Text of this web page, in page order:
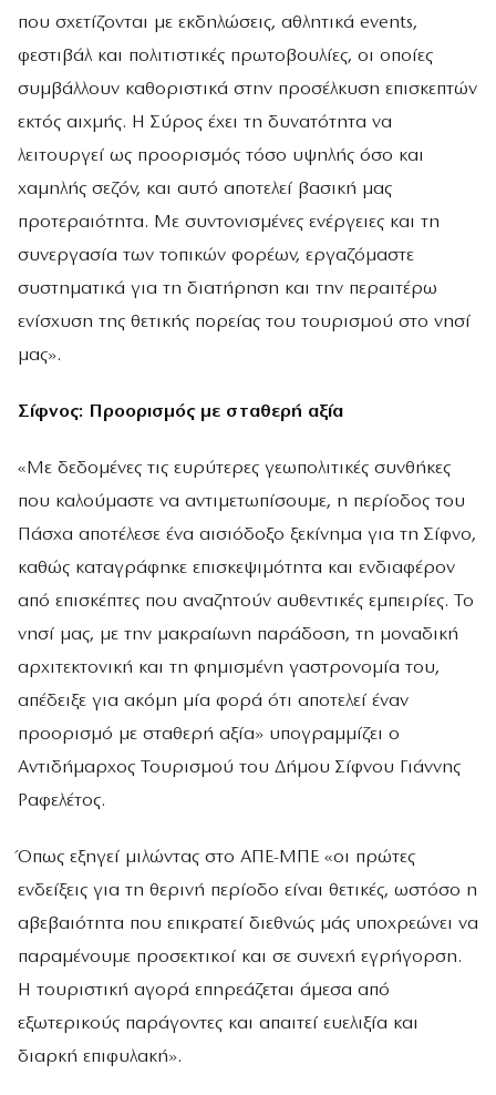
που σχετίζονται με εκδηλώσεις, αθλητικά events,
φεστιβάλ και πολιτιστικές πρωτοβουλίες, οι οποίες
συμβάλλουν καθοριστικά στην προσέλκυση επισκεπτών
εκτός αιχμής. Η Σύρος έχει τη δυνατότητα να
λειτουργεί ως προορισμός τόσο υψηλής όσο και
χαμηλής σεζόν, και αυτό αποτελεί βασική μας
προτεραιότητα. Με συντονισμένες ενέργειες και τη
συνεργασία των τοπικών φορέων, εργαζόμαστε
συστηματικά για τη διατήρηση και την περαιτέρω
ενίσχυση της θετικής πορείας του τουρισμού στο νησί
μας».
Σίφνος: Προορισμός με σταθερή αξία
«Με δεδομένες τις ευρύτερες γεωπολιτικές συνθήκες
που καλούμαστε να αντιμετωπίσουμε, η περίοδος του
Πάσχα αποτέλεσε ένα αισιόδοξο ξεκίνημα για τη Σίφνο,
καθώς καταγράφηκε επισκεψιμότητα και ενδιαφέρον
από επισκέπτες που αναζητούν αυθεντικές εμπειρίες. Το
νησί μας, με την μακραίωνη παράδοση, τη μοναδική
αρχιτεκτονική και τη φημισμένη γαστρονομία του,
απέδειξε για ακόμη μία φορά ότι αποτελεί έναν
προορισμό με σταθερή αξία» υπογραμμίζει ο
Αντιδήμαρχος Τουρισμού του Δήμου Σίφνου Γιάννης
Ραφελέτος.
Όπως εξηγεί μιλώντας στο ΑΠΕ-ΜΠΕ «οι πρώτες
ενδείξεις για τη θερινή περίοδο είναι θετικές, ωστόσο η
αβεβαιότητα που επικρατεί διεθνώς μάς υποχρεώνει να
παραμένουμε προσεκτικοί και σε συνεχή εγρήγορση.
Η τουριστική αγορά επηρεάζεται άμεσα από
εξωτερικούς παράγοντες και απαιτεί ευελιξία και
διαρκή επιφυλακή».